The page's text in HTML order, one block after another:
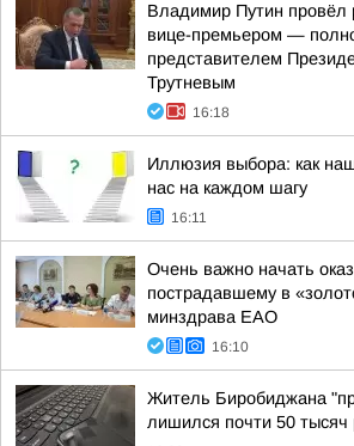
Владимир Путин провёл
вице-премьером —
представителем
Трутневым
16:18
Иллюзия выбора: как
нас на каждом шагу
16:11
Очень важно начать
пострадавшему в
минздрава ЕАО
16:10
Житель Биробиджана
лишился почти 50 тысяч